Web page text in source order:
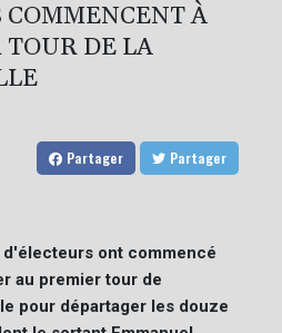
COMMENCENT À
TOUR DE LA
Partager Partager
ont commencé
au premier tour de
pour départager les douze